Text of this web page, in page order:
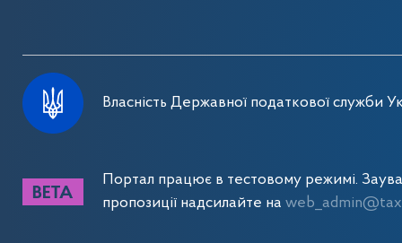
Власність Державної податкової служби
Портал працює в тестовому режимі.
пропозиції надсилайте на